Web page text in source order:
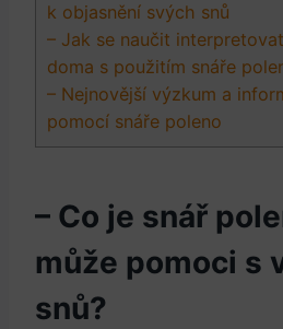
k objasnění svých snů
– Jak se naučit
doma s použitím snáře
– Nejnovější výzkum a
pomocí snáře poleno
– Co je snář
může pomoci s
snů?